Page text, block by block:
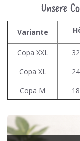
Unsere
Variante
Copa XXL
Copa XL
Copa M